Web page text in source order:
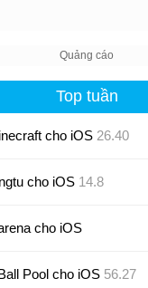
Top tuần
cho iOS 26.40
cho iOS 14.8
cho iOS
Pool cho iOS 56.27